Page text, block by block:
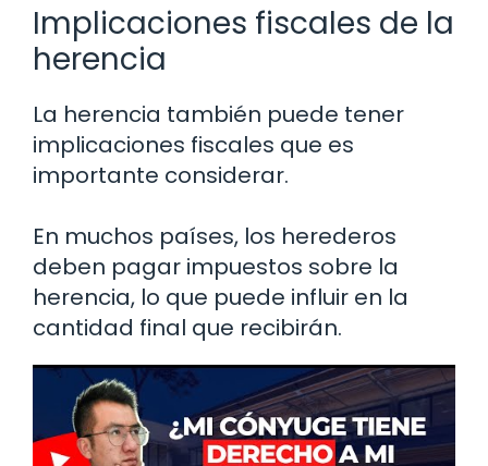
Implicaciones fiscales de la
herencia
La herencia también puede tener
implicaciones fiscales que es
importante considerar.
En muchos países, los herederos
deben pagar impuestos sobre la
herencia, lo que puede influir en la
cantidad final que recibirán.